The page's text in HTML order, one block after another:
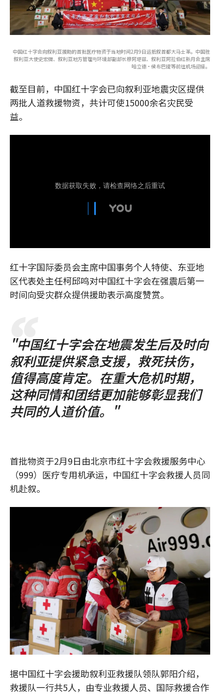
中国红十字会向叙利亚援助的首批医疗物资于当地时间2月9日运抵叙首都大马士革。中国驻
叙利亚大使史宏微、叙利亚地方管理与环境部副部长穆阿塔兹、叙利亚阿拉伯红新月会主席
哈立德·侯布巴提等前往机场迎接。
截至目前，中国红十字会已向叙利亚地震灾区提供
两批人道救援物资，共计可使15000余名灾民受
益。
红十字国际委员会主席中国事务个人特使、东亚地
区代表处主任柯邱鸣对中国红十字会在强震后第一
时间向受灾群众提供援助表示高度赞赏。
"中国红十字会在地震发生后及时向
叙利亚提供紧急支援，救死扶伤，
值得高度肯定。在重大危机时期，
这种同情和团结更加能够彰显我们
共同的人道价值。"
首批物资于2月9日由北京市红十字会救援服务中心
（999）医疗专用机承运，中国红十字会救援人员同
机赴叙。
据中国红十字会援助叙利亚救援队领队郭阳介绍，
救援队一行共5人，由专业救援人员、国际救援合作